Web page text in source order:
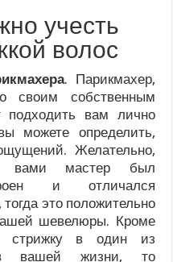
учесть
волос
. Парикмахер,
собственным
подходить вам лично
можете определить,
Желательно,
вами мастер был
и отличался
это положительно
шевелюры. Кроме
стрижку в один из
вашей жизни, то